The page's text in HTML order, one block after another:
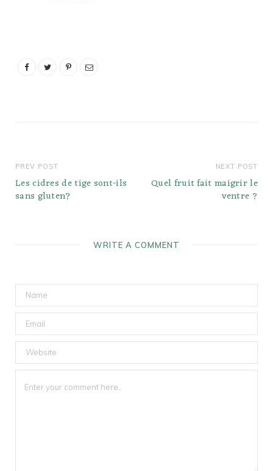
PREV POST
Les cidres de tige sont-ils
sans gluten?
NEXT POST
Quel fruit fait maigrir le
ventre ?
WRITE A COMMENT